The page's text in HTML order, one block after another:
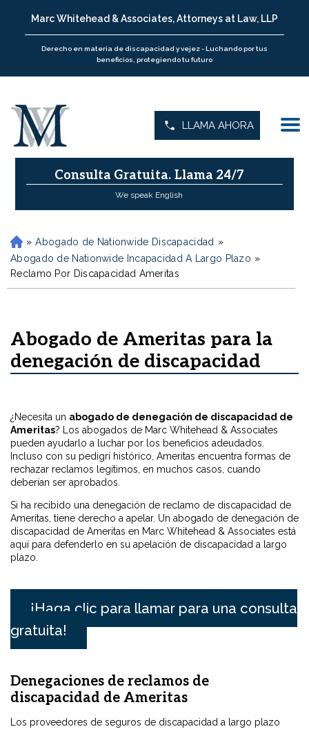
Marc Whitehead & Associates, Attorneys at Law, LLP
Derecho en materia de discapacidad y vejez - Luchando por tus
beneficios, protegiendo tu futuro
LLAMA AHORA
Consulta Gratuita. Llama 24/7
We speak English
H
o
m
e
» Abogado de Nationwide Discapacidad »
Abogado de Nationwide Incapacidad A Largo Plazo »
Reclamo Por Discapacidad Ameritas
Abogado de Ameritas para la
denegación de discapacidad
¿Necesita un abogado de denegación de discapacidad de
Ameritas? Los abogados de Marc Whitehead & Associates
pueden ayudarlo a luchar por los beneficios adeudados.
Incluso con su pedigrí histórico, Ameritas encuentra formas de
rechazar reclamos legítimos, en muchos casos, cuando
deberían ser aprobados.
Si ha recibido una denegación de reclamo de discapacidad de
Ameritas, tiene derecho a apelar. Un abogado de denegación de
discapacidad de Ameritas en Marc Whitehead & Associates está
aquí para defenderlo en su apelación de discapacidad a largo
plazo.
¡Haga clic para llamar para una consulta
gratuita!
Denegaciones de reclamos de
discapacidad de Ameritas
Los proveedores de seguros de discapacidad a largo plazo